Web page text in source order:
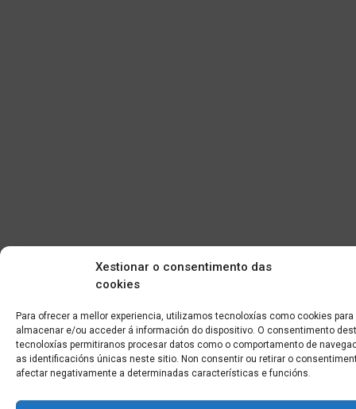
Xestionar o consentimento das
cookies
Para ofrecer a mellor experiencia, utilizamos tecnoloxías como cookies para
almacenar e/ou acceder á información do dispositivo. O consentimento
tecnoloxías permitiranos procesar datos como o comportamento de
as identificacións únicas neste sitio. Non consentir ou retirar o
afectar negativamente a determinadas características e funcións.
Edificio CEM (Centro de Emprendemento) - Cidade da
Cultura
15707 Gaias - Santiago de Compostela